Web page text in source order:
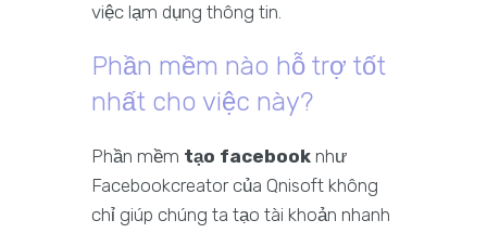
việc lạm dụng thông tin.
Phần mềm nào hỗ trợ tốt
nhất cho việc này?
Phần mềm tạo facebook như
Facebookcreator của Qnisoft không
chỉ giúp chúng ta tạo tài khoản nhanh